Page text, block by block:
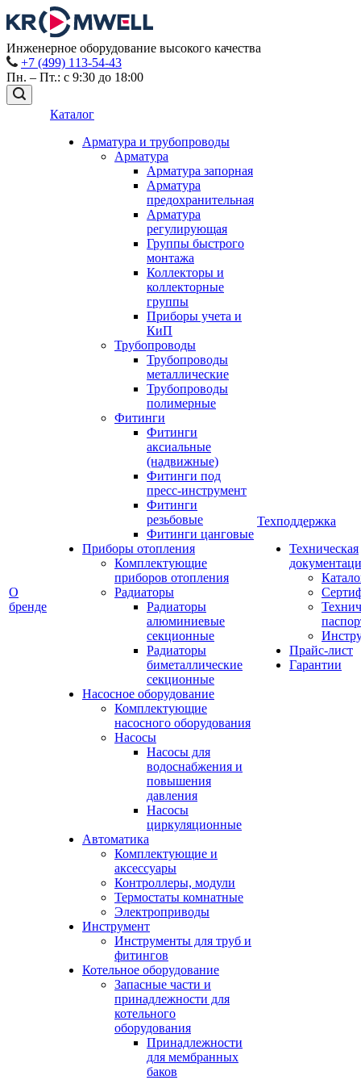
Инженерное оборудование высокого качества
+7 (499) 113-54-43
Пн. – Пт.: с 9:30 до 18:00
О
бренде
Каталог
Арматура и трубопроводы
Арматура
Арматура запорная
Арматура
предохранительная
Арматура
регулирующая
Группы быстрого
монтажа
Коллекторы и
коллекторные
группы
Приборы учета и
КиП
Трубопроводы
Трубопроводы
металлические
Трубопроводы
полимерные
Фитинги
Фитинги
аксиальные
(надвижные)
Фитинги под
пресс-инструмент
Фитинги
резьбовые
Фитинги цанговые
Приборы отопления
Комплектующие
приборов отопления
Радиаторы
Радиаторы
алюминиевые
секционные
Радиаторы
биметаллические
секционные
Насосное оборудование
Комплектующие
насосного оборудования
Насосы
Насосы для
водоснабжения и
повышения
давления
Насосы
циркуляционные
Автоматика
Комплектующие и
аксессуары
Контроллеры, модули
Термостаты комнатные
Электроприводы
Инструмент
Инструменты для труб и
фитингов
Котельное оборудование
Запасные части и
принадлежности для
котельного
оборудования
Принадлежности
для мембранных
баков
Техподдержка
Техническая
Прайс-лист
Гарантии